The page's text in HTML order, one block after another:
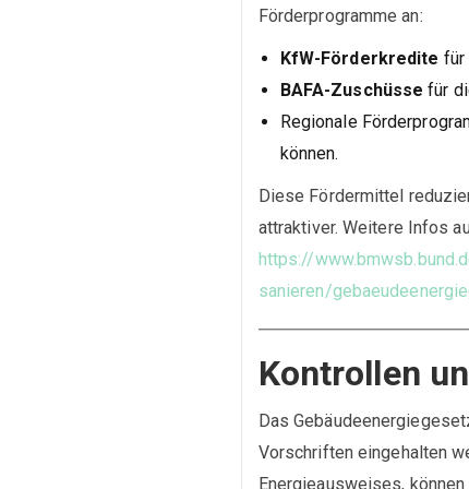
Förderprogramme an:
KfW-Förderkredite für
BAFA-Zuschüsse für
Regionale
können.
Diese Fördermittel
attraktiver. Weitere Infos
https://
sanieren/
Kontrollen
Das
Vorschriften eingehalten
Energieausweises,